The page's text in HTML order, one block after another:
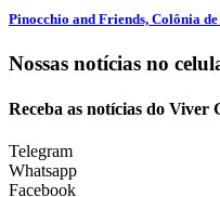
Pinocchio and Friends, Colônia
Nossas notícias no
Receba as notícias do Viver
Telegram
Whatsapp
Facebook